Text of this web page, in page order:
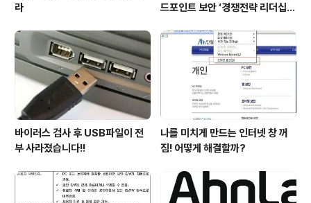
라
드포인트 보안 ‘경쟁전략 리더십’
바이러스 검사 후 USB파일이 전
부 사라졌습니다!!
나를 미치게 만드는 인터넷 창 꺼
짐! 어떻게 해결할까?